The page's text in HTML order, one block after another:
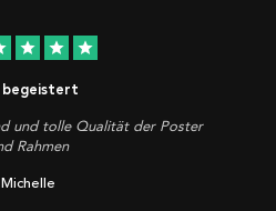
star star star
begeistert
und tolle Qualität der Poster
Rahmen
Michelle